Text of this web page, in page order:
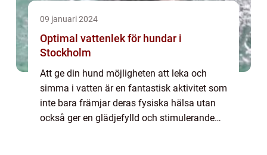
09 januari 2024
Optimal vattenlek för hundar i
Stockholm
Att ge din hund möjligheten att leka och
simma i vatten är en fantastisk aktivitet som
inte bara främjar deras fysiska hälsa utan
också ger en glädjefylld och stimulerande